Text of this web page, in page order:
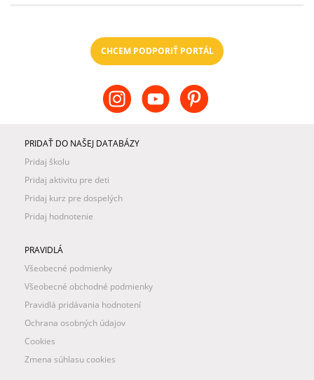
CHCEM PODPORIŤ PORTÁL
PRIDAŤ DO NAŠEJ DATABÁZY
Pridaj školu
Pridaj aktivitu pre deti
Pridaj kurz pre dospelých
Pridaj hodnotenie
PRAVIDLÁ
Všeobecné podmienky
Všeobecné obchodné podmienky
Pravidlá pridávania hodnotení
Ochrana osobných údajov
Cookies
Zmena súhlasu cookies